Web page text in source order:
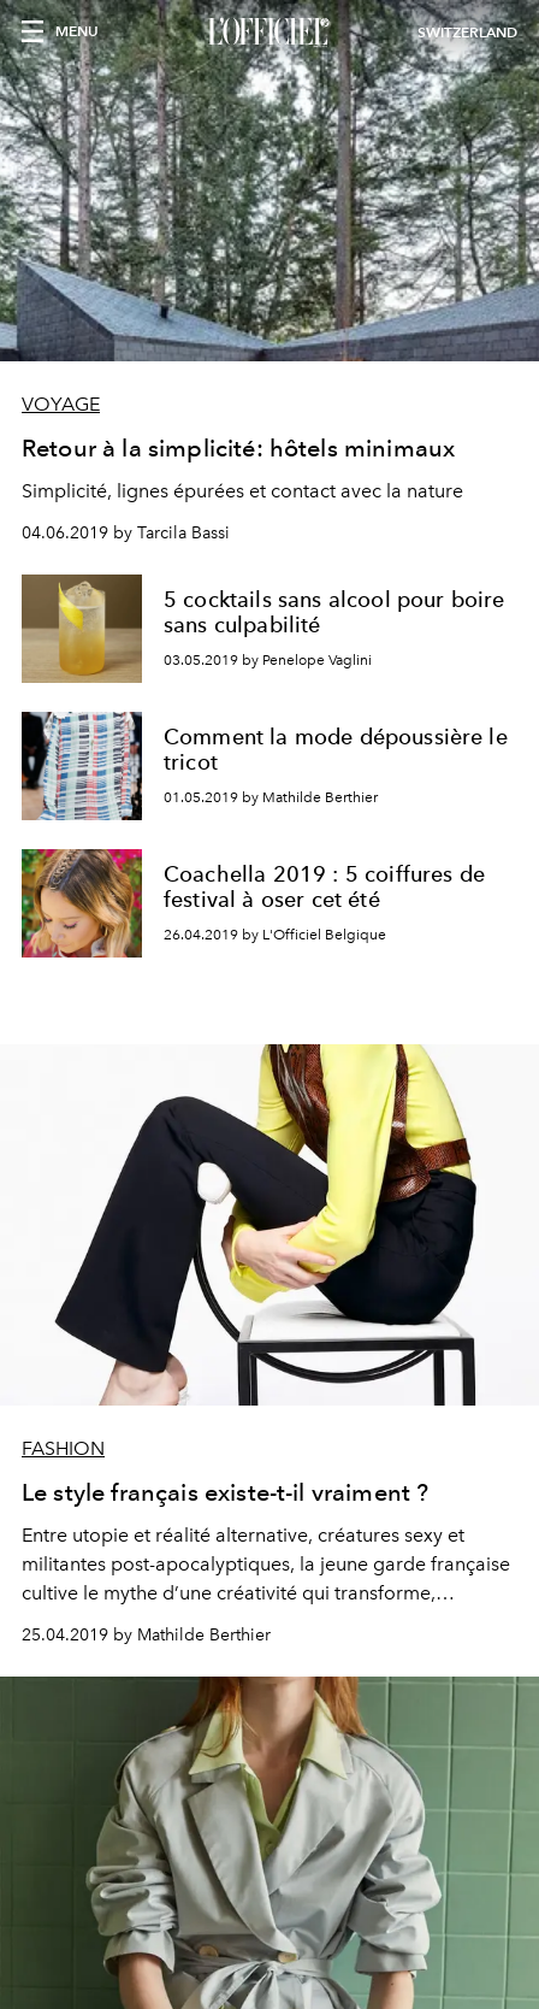
MENU SWITZERLAND
VOYAGE
Retour à la simplicité: hôtels minimaux
Simplicité, lignes épurées et contact avec la nature
04.06.2019 by Tarcila Bassi
5 cocktails sans alcool pour boire
sans culpabilité
03.05.2019 by Penelope Vaglini
Comment la mode dépoussière le
tricot
01.05.2019 by Mathilde Berthier
Coachella 2019 : 5 coiffures de
festival à oser cet été
26.04.2019 by L'Officiel Belgique
FASHION
Le style français existe-t-il vraiment ?
Entre utopie et réalité alternative, créatures sexy et
militantes post-apocalyptiques, la jeune garde française
cultive le mythe d’une créativité qui transforme,
transporte et transcende. La preuve avec Johanna
Senyk, Simon Porte Jacquemus, Bruno Sialelli, Arnaud
Vaillant et Sébastien Meyer, cinq designers qui con
rment la place toujours vitale de Paris sur la planète
25.04.2019 by Mathilde Berthier